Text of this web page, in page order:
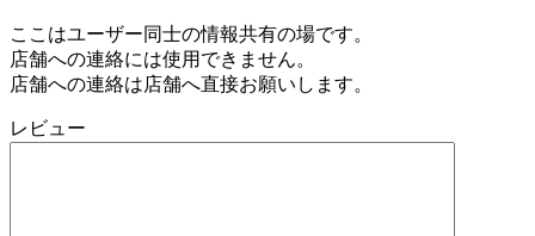
ここはユーザー同士の情報共有の場です。
店舗への連絡には使用できません。
店舗への連絡は店舗へ直接お願いします。
レビュー